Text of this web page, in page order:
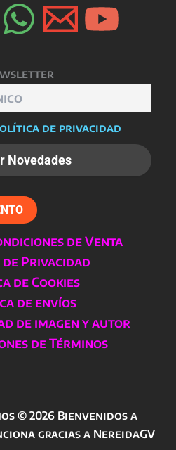
de privacidad
de Venta
Privacidad
de Cookies
de envíos
de imagen y autor
de Términos
© 2026 Bienvenidos a
gracias a NereidaGV